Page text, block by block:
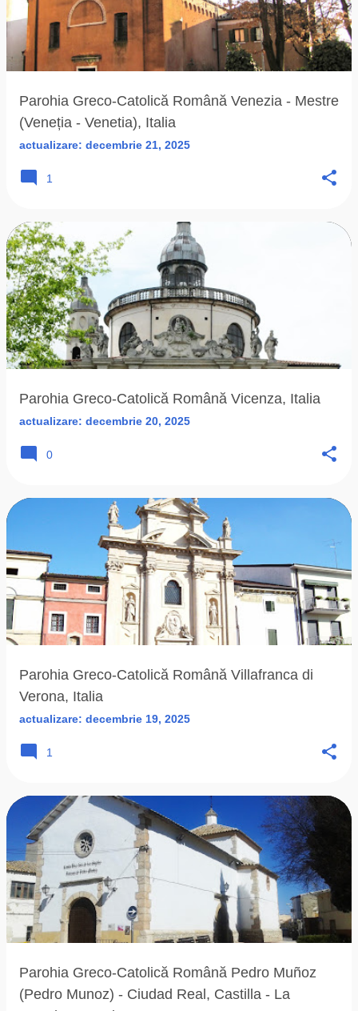
Parohia Greco-Catolică Română Venezia - Mestre
(Veneția - Venetia), Italia
actualizare: decembrie 21, 2025
1
Parohia Greco-Catolică Română Vicenza, Italia
actualizare: decembrie 20, 2025
0
Parohia Greco-Catolică Română Villafranca di
Verona, Italia
actualizare: decembrie 19, 2025
1
Parohia Greco-Catolică Română Pedro Muñoz
(Pedro Munoz) - Ciudad Real, Castilla - La